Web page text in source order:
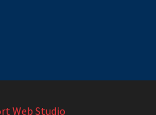
Web Studio